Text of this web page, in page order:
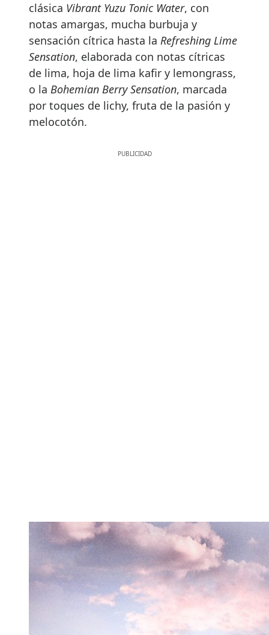
clásica Vibrant Yuzu Tonic Water, con
notas amargas, mucha burbuja y
sensación cítrica hasta la Refreshing Lime
Sensation, elaborada con notas cítricas
de lima, hoja de lima kafir y lemongrass,
o la Bohemian Berry Sensation, marcada
por toques de lichy, fruta de la pasión y
melocotón.